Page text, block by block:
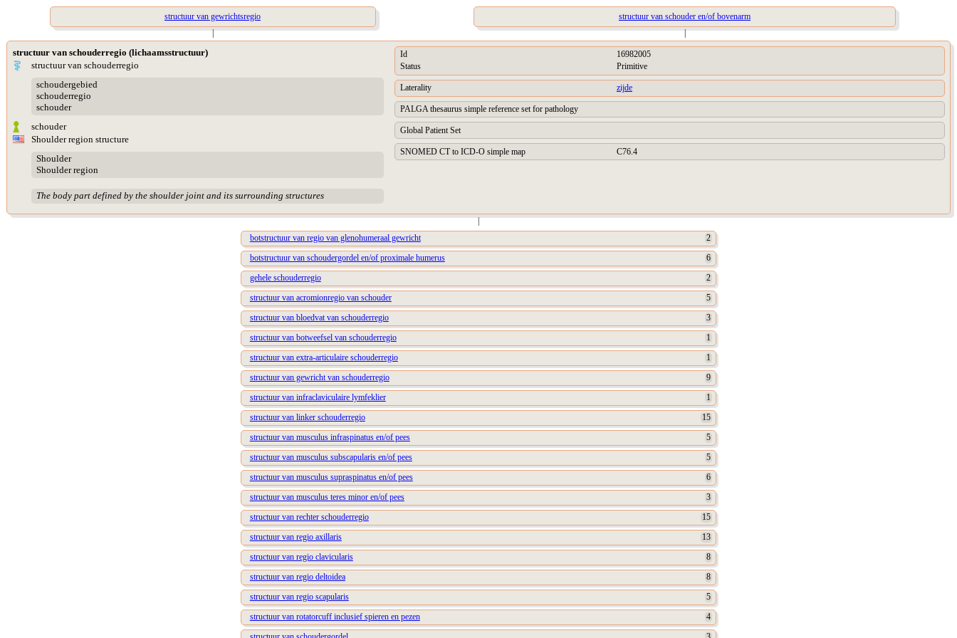
structuur van gewrichtsregio
structuur van schouder en/of bovenarm
|
|
structuur van schouderregio (lichaamsstructuur)
structuur van schouderregio
schoudergebied
schouderregio
schouder
schouder
Shoulder region structure
Shoulder
Shoulder region
The body part defined by the shoulder joint and its surrounding structures
Id
16982005
Status
Primitive
Laterality zijde
PALGA thesaurus simple reference set for pathology
Global Patient Set
SNOMED CT to ICD-O simple map C76.4
|
botstructuur van regio van glenohumeraal gewricht
2
botstructuur van schoudergordel en/of proximale humerus
6
gehele schouderregio
2
structuur van acromionregio van schouder
5
structuur van bloedvat van schouderregio
3
structuur van botweefsel van schouderregio
1
structuur van extra-articulaire schouderregio
1
structuur van gewricht van schouderregio
9
structuur van infraclaviculaire lymfeklier
1
structuur van linker schouderregio
15
structuur van musculus infraspinatus en/of pees
5
structuur van musculus subscapularis en/of pees
5
structuur van musculus supraspinatus en/of pees
6
structuur van musculus teres minor en/of pees
3
structuur van rechter schouderregio
15
structuur van regio axillaris
13
structuur van regio clavicularis
8
structuur van regio deltoidea
8
structuur van regio scapularis
5
structuur van rotatorcuff inclusief spieren en pezen
4